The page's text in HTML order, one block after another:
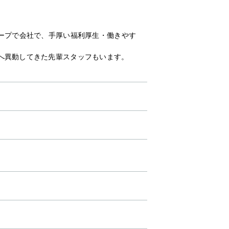
で会社で、手厚い福利厚生・働きやす
動してきた先輩スタッフもいます。